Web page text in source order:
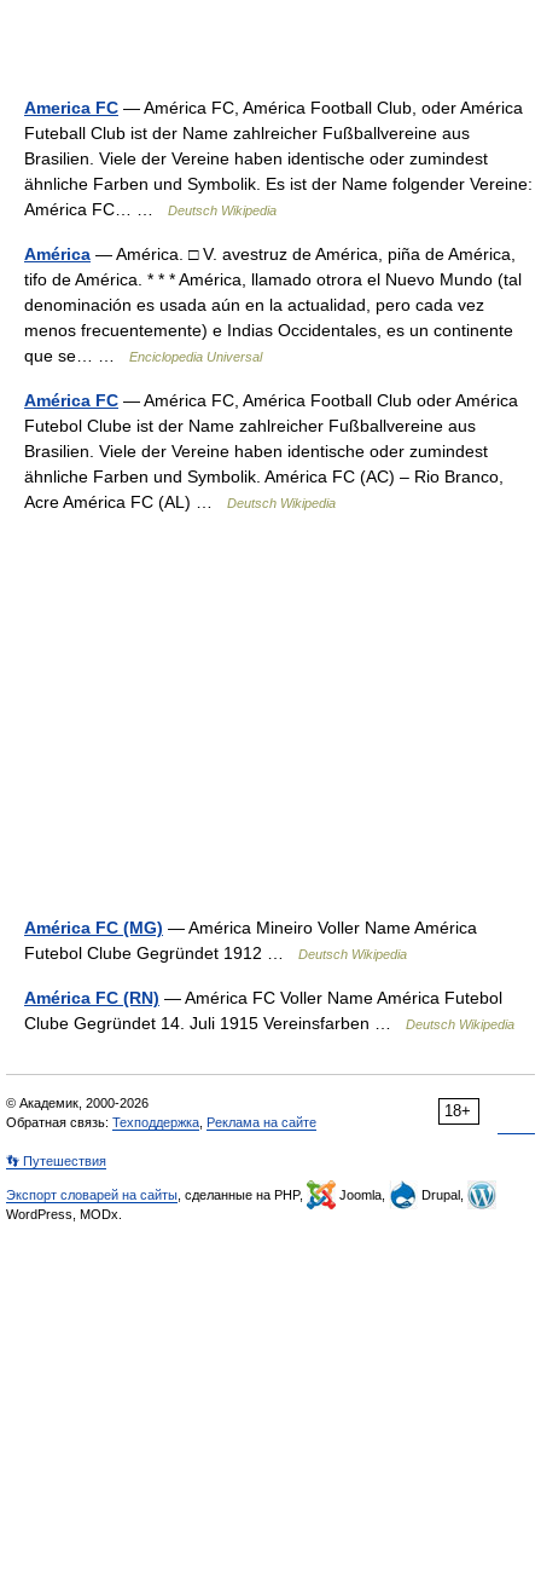
America FC — América FC, América Football Club, oder América
Futeball Club ist der Name zahlreicher Fußballvereine aus
Brasilien. Viele der Vereine haben identische oder zumindest
ähnliche Farben und Symbolik. Es ist der Name folgender Vereine:
América FC… …
Deutsch Wikipedia
América — América. □ V. avestruz de América, piña de América,
tifo de América. * * * América, llamado otrora el Nuevo Mundo (tal
denominación es usada aún en la actualidad, pero cada vez
menos frecuentemente) e Indias Occidentales, es un continente
que se… …
Enciclopedia Universal
América FC — América FC, América Football Club oder América
Futebol Clube ist der Name zahlreicher Fußballvereine aus
Brasilien. Viele der Vereine haben identische oder zumindest
ähnliche Farben und Symbolik. América FC (AC) – Rio Branco,
Acre América FC (AL) …
Deutsch Wikipedia
América FC (MG) — América Mineiro Voller Name América
Futebol Clube Gegründet 1912 …
Deutsch Wikipedia
América FC (RN) — América FC Voller Name América Futebol
Clube Gegründet 14. Juli 1915 Vereinsfarben …
Deutsch Wikipedia
18+
© Академик, 2000-2026
Обратная связь: Техподдержка Реклама на сайте
👣 Путешествия
Экспорт словарей на сайты , сделанные на PHP, Joomla,
Drupal,
WordPress, MODx.